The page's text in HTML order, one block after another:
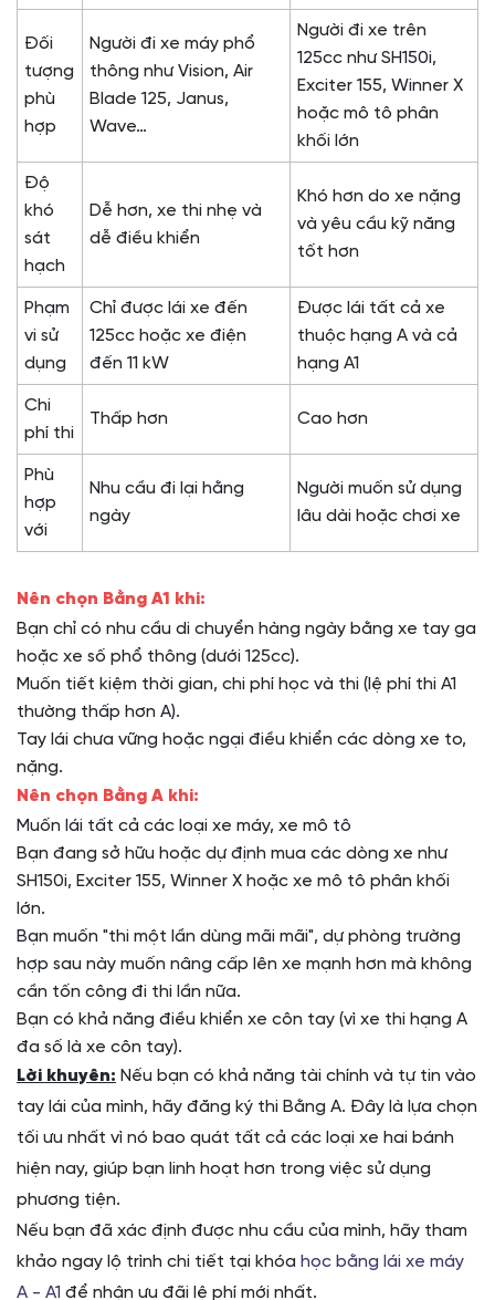
Đối
tượng
phù
hợp
Người đi xe máy phổ
thông như Vision, Air
Blade 125, Janus,
Wave…
Người đi xe trên
125cc như SH150i,
Exciter 155, Winner X
hoặc mô tô phân
khối lớn
Độ
khó
sát
hạch
Dễ hơn, xe thi nhẹ và
dễ điều khiển
Khó hơn do xe nặng
và yêu cầu kỹ năng
tốt hơn
Phạm
vi sử
dụng
Chỉ được lái xe đến
125cc hoặc xe điện
đến 11 kW
Được lái tất cả xe
thuộc hạng A và cả
hạng A1
Chi
phí thi
Thấp hơn Cao hơn
Phù
hợp
với
Nhu cầu đi lại hằng
ngày
Người muốn sử dụng
lâu dài hoặc chơi xe
Nên chọn Bằng A1 khi:
Bạn chỉ có nhu cầu di chuyển hàng ngày bằng xe tay ga
hoặc xe số phổ thông (dưới 125cc).
Muốn tiết kiệm thời gian, chi phí học và thi (lệ phí thi A1
thường thấp hơn A).
Tay lái chưa vững hoặc ngại điều khiển các dòng xe to,
nặng.
Nên chọn Bằng A khi:
Muốn lái tất cả các loại xe máy, xe mô tô
Bạn đang sở hữu hoặc dự định mua các dòng xe như
SH150i, Exciter 155, Winner X hoặc xe mô tô phân khối
lớn.
Bạn muốn "thi một lần dùng mãi mãi", dự phòng trường
hợp sau này muốn nâng cấp lên xe mạnh hơn mà không
cần tốn công đi thi lần nữa.
Bạn có khả năng điều khiển xe côn tay (vì xe thi hạng A
đa số là xe côn tay).
Lời khuyên: Nếu bạn có khả năng tài chính và tự tin vào
tay lái của mình, hãy đăng ký thi Bằng A. Đây là lựa chọn
tối ưu nhất vì nó bao quát tất cả các loại xe hai bánh
hiện nay, giúp bạn linh hoạt hơn trong việc sử dụng
phương tiện.
Nếu bạn đã xác định được nhu cầu của mình, hãy tham
khảo ngay lộ trình chi tiết tại khóa học bằng lái xe máy
A - A1 để nhận ưu đãi lệ phí mới nhất.